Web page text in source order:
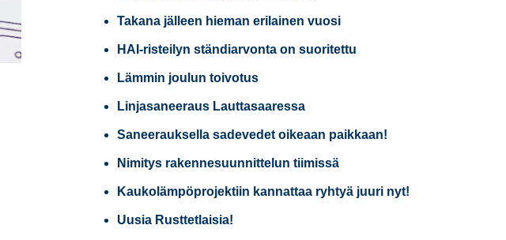
Takana jälleen hieman erilainen vuosi
HAI-risteilyn ständiarvonta on suoritettu
Lämmin joulun toivotus
Linjasaneeraus Lauttasaaressa
Saneerauksella sadevedet oikeaan paikkaan!
Nimitys rakennesuunnittelun tiimissä
Kaukolämpöprojektiin kannattaa ryhtyä juuri nyt!
Uusia Rusttetlaisia!